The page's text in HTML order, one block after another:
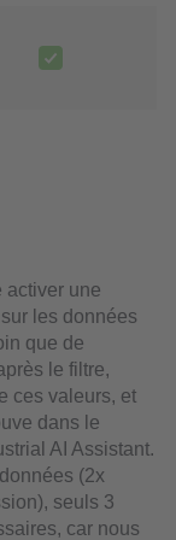
activer une
les données
que de
le filtre,
ces valeurs, et
dans le
AI Assistant.
(2x
seuls 3
car nous